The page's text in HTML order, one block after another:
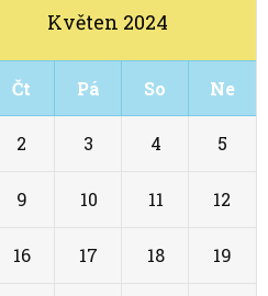
Květen 2024
Čt Pá So Ne
2 3 4 5
9 10 11 12
16 17 18 19